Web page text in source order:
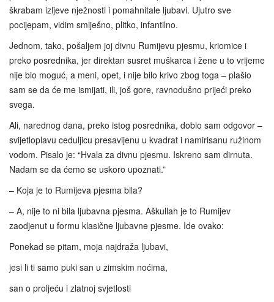
škrabam izljeve nježnosti i pomahnitale ljubavi. Ujutro sve
pocijepam, vidim smiješno, plitko, infantilno.
Jednom, tako, pošaljem joj divnu Rumijevu pjesmu, kriomice i
preko posrednika, jer direktan susret muškarca i žene u to vrijeme
nije bio moguć, a meni, opet, i nije bilo krivo zbog toga – plašio
sam se da će me ismijati, ili, još gore, ravnodušno prijeći preko
svega.
Ali, narednog dana, preko istog posrednika, dobio sam odgovor –
svijetloplavu ceduljicu presavijenu u kvadrat i namirisanu ružinom
vodom. Pisalo je: “Hvala za divnu pjesmu. Iskreno sam dirnuta.
Nadam se da ćemo se uskoro upoznati.”
– Koja je to Rumijeva pjesma bila?
– A, nije to ni bila ljubavna pjesma. Aškullah je to Rumijev
zaodjenut u formu klasične ljubavne pjesme. Ide ovako:
Ponekad se pitam, moja najdraža ljubavi,
jesi li ti samo puki san u zimskim noćima,
san o proljeću i zlatnoj svjetlosti